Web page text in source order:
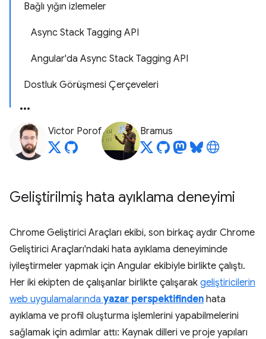
Bağlı yığın izlemeler
Async Stack Tagging API
Angular'da Async Stack Tagging API
Dostluk Görüşmesi Çerçeveleri
Victor Porof Bramus
Geliştirilmiş hata ayıklama deneyimi
Chrome Geliştirici Araçları ekibi, son birkaç aydır Chrome
Geliştirici Araçları'ndaki hata ayıklama deneyiminde
iyileştirmeler yapmak için Angular ekibiyle birlikte çalıştı.
Her iki ekipten de çalışanlar birlikte çalışarak geliştiricilerin
web uygulamalarında yazar perspektifinden hata
ayıklama ve profil oluşturma işlemlerini yapabilmelerini
sağlamak için adımlar attı: Kaynak dilleri ve proje yapıları